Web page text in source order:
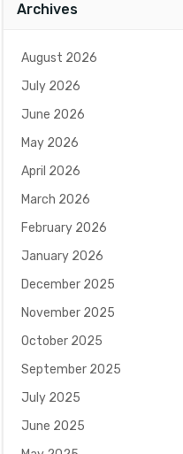
Archives
August 2026
July 2026
June 2026
May 2026
April 2026
March 2026
February 2026
January 2026
December 2025
November 2025
October 2025
September 2025
July 2025
June 2025